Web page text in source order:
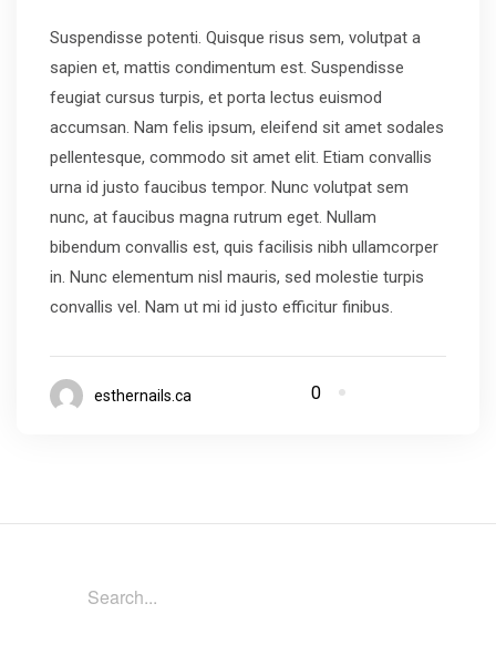
Suspendisse potenti. Quisque risus sem, volutpat a
sapien et, mattis condimentum est. Suspendisse
feugiat cursus turpis, et porta lectus euismod
accumsan. Nam felis ipsum, eleifend sit amet sodales
pellentesque, commodo sit amet elit. Etiam convallis
urna id justo faucibus tempor. Nunc volutpat sem
nunc, at faucibus magna rutrum eget. Nullam
bibendum convallis est, quis facilisis nibh ullamcorper
in. Nunc elementum nisl mauris, sed molestie turpis
convallis vel. Nam ut mi id justo efficitur finibus.
esthernails.ca 0